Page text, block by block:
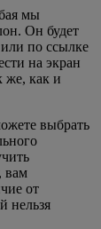
мы
Он будет
по ссылке
на экран
же, как и
выбрать
вам
от
нельзя